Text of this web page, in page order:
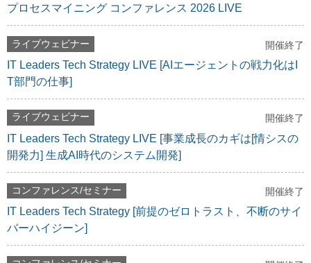
プロセスマイニング コンファレンス 2026 LIVE
ライブウェビナー 開催終了
IT Leaders Tech Strategy LIVE [AIエージェントの戦力化はI
T部門の仕事]
ライブウェビナー 開催終了
IT Leaders Tech Strategy LIVE [事業成長のカギは[情シスの
開発力] 生成AI時代のシステム開発]
コンファレンス/セミナー 開催終了
IT Leaders Tech Strategy [前提のゼロトラスト、不断のサイ
バーハイジーン]